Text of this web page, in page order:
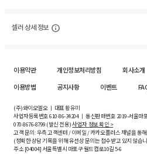
셀러 상세 정보
이용약관 개인정보처리방침 회사소개
이용방법
공지사항 이벤트
(주)와이오엘오 ㅣ 대표 황유미
사업자등록번호610-86-34204ㅣ 통신판매번호 2019-서울마
070-8676-8799 (발신 전용)사업자 정보 확인 >
고객 문의: 우측 고객센터 / 이메일 / 카카오플러스 채널을 통
(정확한 상담 기록을 위해 유선상 문의는 접수받고 있지 않습
주소 [04004] 서울특별시 마포구 월드컵로10길5-6